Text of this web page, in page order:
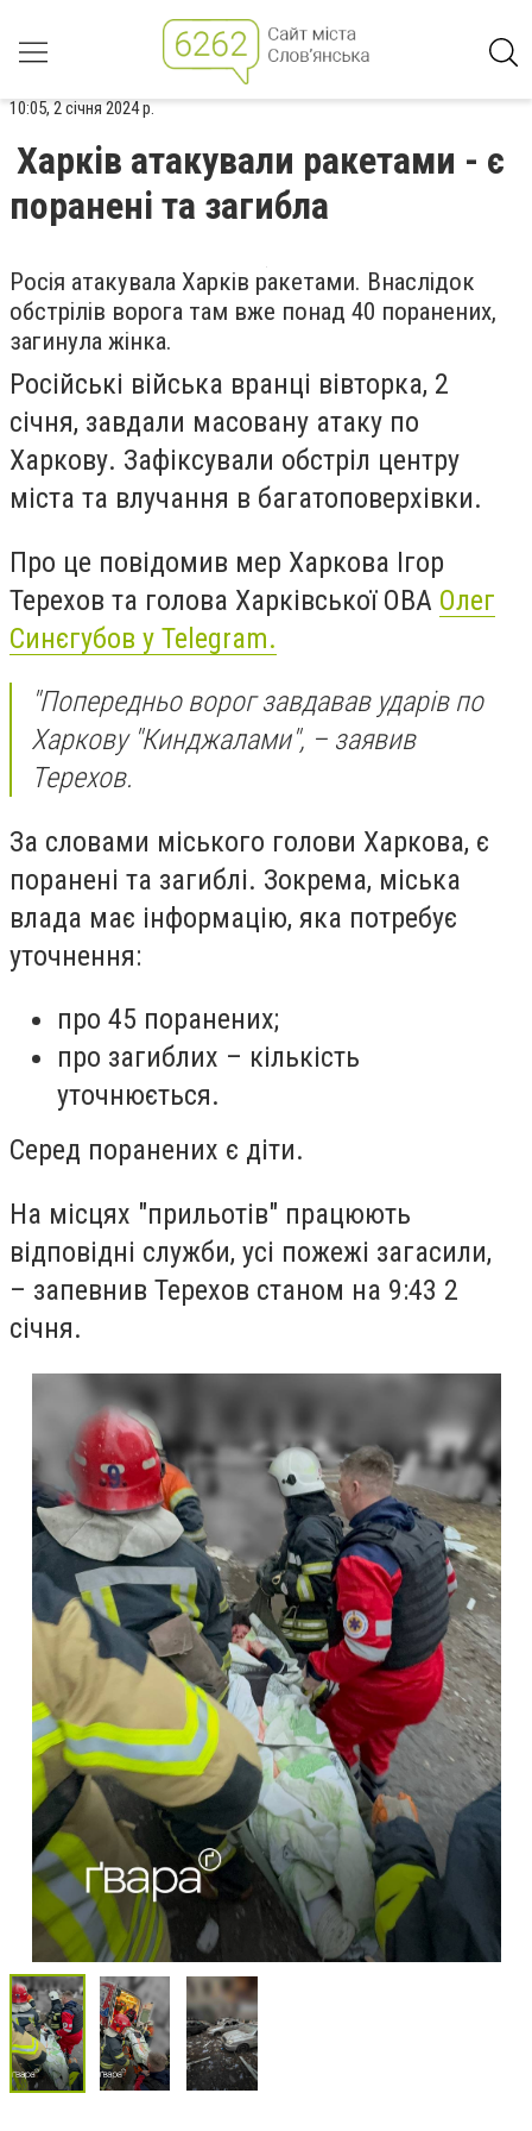
10:05, 2 січня 2024 р.
Харків атакували ракетами - є
поранені та загибла
Росія атакувала Харків ракетами. Внаслідок
обстрілів ворога там вже понад 40 поранених,
загинула жінка.
Російські війська вранці вівторка, 2
січня, завдали масовану атаку по
Харкову. Зафіксували обстріл центру
міста та влучання в багатоповерхівки.
Про це повідомив мер Харкова Ігор
Терехов та голова Харківської ОВА Олег
Синєгубов у Telegram.
"Попередньо ворог завдавав ударів по
Харкову "Кинджалами", – заявив
Терехов.
За словами міського голови Харкова, є
поранені та загиблі. Зокрема, міська
влада має інформацію, яка потребує
уточнення:
про 45 поранених;
про загиблих – кількість
уточнюється.
Серед поранених є діти.
На місцях "прильотів" працюють
відповідні служби, усі пожежі загасили,
– запевнив Терехов станом на 9:43 2
січня.